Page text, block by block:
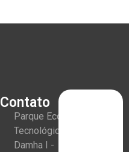
Contato
Parque Eco
Tecnológico
Damha I -